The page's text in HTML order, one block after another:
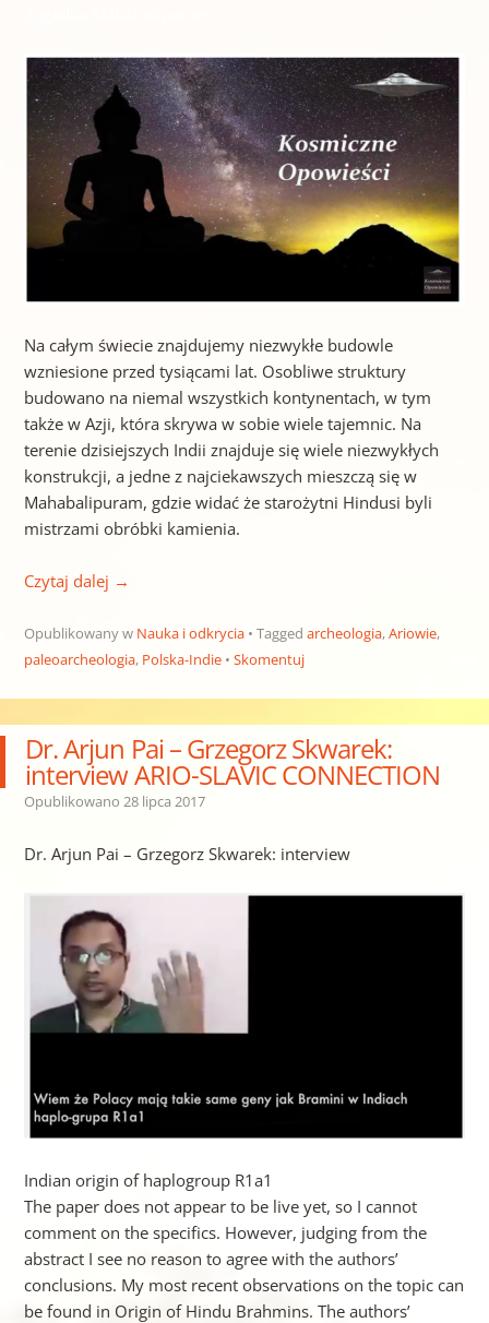
Na całym świecie znajdujemy niezwykłe budowle
wzniesione przed tysiącami lat. Osobliwe struktury
budowano na niemal wszystkich kontynentach, w tym
także w Azji, która skrywa w sobie wiele tajemnic. Na
terenie dzisiejszych Indii znajduje się wiele niezwykłych
konstrukcji, a jedne z najciekawszych mieszczą się w
Mahabalipuram, gdzie widać że starożytni Hindusi byli
mistrzami obróbki kamienia.
Czytaj dalej →
Opublikowany w Nauka i odkrycia Tagged archeologia,Ariowie,
paleoarcheologia, Polska-Indie Skomentuj
Dr. Arjun Pai – Grzegorz Skwarek:
interview ARIO-SLAVIC CONNECTION
Opublikowano 28 lipca 2017
Dr. Arjun Pai – Grzegorz Skwarek: interview
Indian origin of haplogroup R1a1
The paper does not appear to be live yet, so I cannot
comment on the specifics. However, judging from the
abstract I see no reason to agree with the authors’
conclusions. My most recent observations on the topic can
be found in Origin of Hindu Brahmins. The authors’